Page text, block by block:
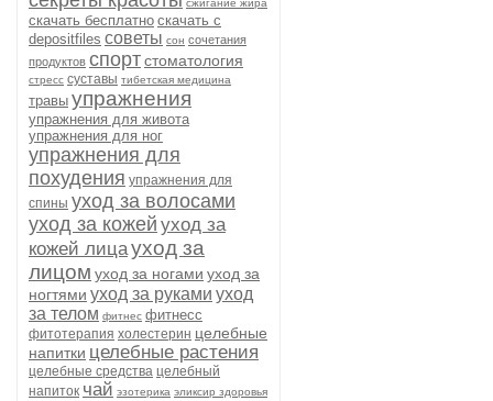
сжигание жира
скачать бесплатно скачать с
depositfiles советы сон сочетания
продуктов спортстоматология
стресс суставы тибетская медицина
травы упражнения
упражнения для живота
упражнения для ног
упражнения для
похудения упражнения для
спины уход за волосами
уход за кожей уход за
кожей лицауход за
лицом уход за ногами уход за
ногтями уход за руками уход
за телом фитнес фитнесс
фитотерапия холестерин целебные
напитки целебные растения
целебные средства целебный
напиток чай эзотерика эликсир здоровья